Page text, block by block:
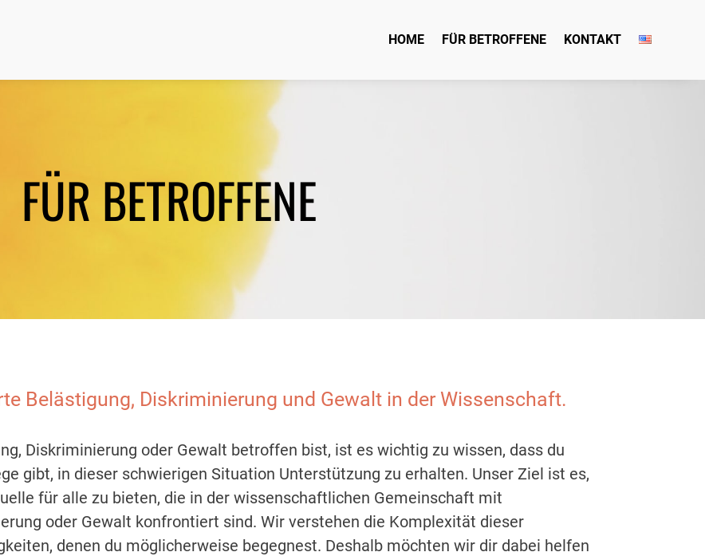
HOME FÜR BETROFFENE KONTAKT
FÜR BETROFFENE
Belästigung, Diskriminierung und Gewalt in der Wissenschaft.
Diskriminierung oder Gewalt betroffen bist, ist es wichtig zu wissen, dass du
gibt, in dieser schwierigen Situation Unterstützung zu erhalten. Unser Ziel ist es,
für alle zu bieten, die in der wissenschaftlichen Gemeinschaft mit
oder Gewalt konfrontiert sind. Wir verstehen die Komplexität dieser
denen du möglicherweise begegnest. Deshalb möchten wir dir dabei helfen